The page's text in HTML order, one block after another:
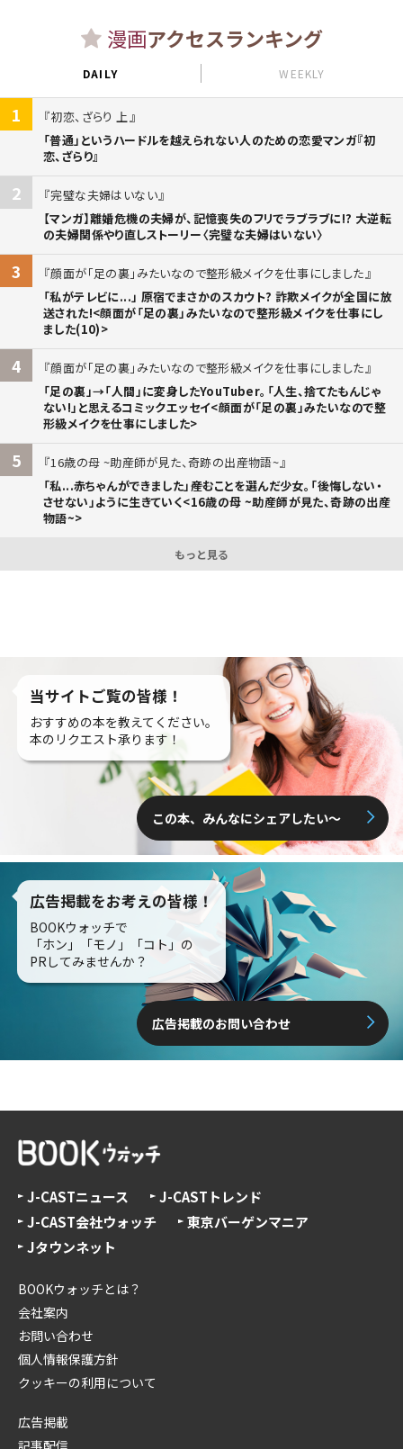
漫画アクセスランキング
DAILY WEEKLY
1
初恋、ざらり 上
「普通」というハードルを越えられない人のための恋愛マンガ『初
恋、ざらり』
2
完璧な夫婦はいない
【マンガ】離婚危機の夫婦が、記憶喪失のフリでラブラブに!? 大逆転
の夫婦関係やり直しストーリー〈完璧な夫婦はいない〉
3
顔面が「足の裏」みたいなので整形級メイクを仕事にしました
「私がテレビに...」 原宿でまさかのスカウト? 詐欺メイクが全国に放
送された!<顔面が「足の裏」みたいなので整形級メイクを仕事にし
ました(10)>
4
顔面が「足の裏」みたいなので整形級メイクを仕事にしました
「足の裏」→「人間」に変身したYouTuber。「人生、捨てたもんじゃ
ない!」と思えるコミックエッセイ<顔面が「足の裏」みたいなので整
形級メイクを仕事にしました>
5
16歳の母 ~助産師が見た、奇跡の出産物語~
「私...赤ちゃんができました」――産むことを選んだ少女。「後悔しない・
させない」ように生きていく<16歳の母 ~助産師が見た、奇跡の出産
物語~>
もっと見る
当サイトご覧の皆様！
おすすめの本を教えてください。
本のリクエスト承ります！
この本、みんなにシェアしたい〜
広告掲載をお考えの皆様！
BOOKウォッチで
「ホン」「モノ」「コト」の
PRしてみませんか？
広告掲載のお問い合わせ
J-CASTニュース
J-CASTトレンド
J-CAST会社ウォッチ
東京バーゲンマニア
Jタウンネット
BOOKウォッチとは？
会社案内
お問い合わせ
個人情報保護方針
クッキーの利用について
広告掲載